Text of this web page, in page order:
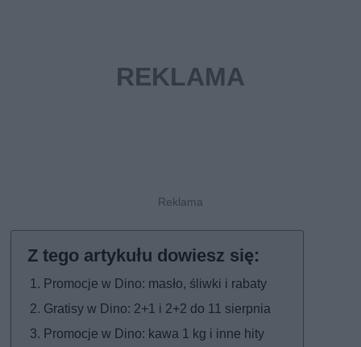
Promocje w Dino: masło, śliwki i rabaty
Gratisy w Dino: 2+1 i 2+2 do 11 sierpnia
Promocje w Dino: kawa 1 kg i inne hity